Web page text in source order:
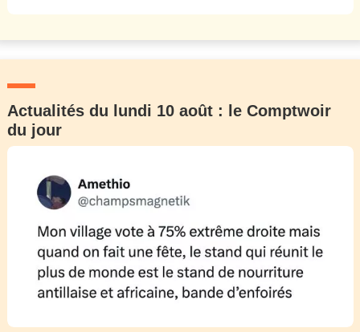
Actualités du lundi 10 août : le Comptwoir
du jour